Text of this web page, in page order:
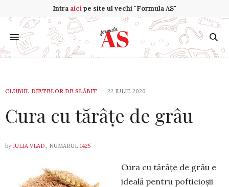
Intra aicipe site ul vechi "Formula AS"
CLUBUL DIETELOR DE SLĂBIT 22 IULIE 2020
Cura cu tărâțe de grâu
by IULIA VLAD , NUMĂRUL 1425
Cura cu tărâțe de grâu e
ideală pentru pofticioșii